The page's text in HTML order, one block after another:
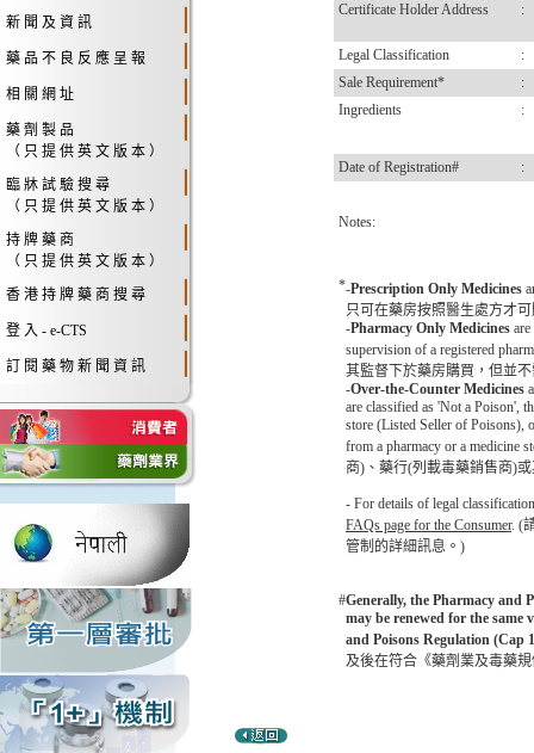
新 聞 及 資 訊
藥 品 不 良 反 應 呈 報
相 關 網 址
藥 劑 製 品
（ 只 提 供 英 文 版 本 ）
臨 牀 試 驗 搜 尋
（ 只 提 供 英 文 版 本 ）
持 牌 藥 商
（ 只 提 供 英 文 版 本 ）
香 港 持 牌 藥 商 搜 尋
登 入 - e-CTS
訂 閱 藥 物 新 聞 資 訊
Certificate Holder Address
:
Legal Classification
:
Sale Requirement*
:
Ingredients
:
Date of Registration# :
Notes:
*-Prescription Only Medicines
只可在藥房按照醫生處方才
-Pharmacy Only Medicines
supervision of a registered
其監督下於藥房購買，但並
-Over-the-Counter Medicines
are classified as 'Not a Poison',
store (Listed Seller of Poisons),
from a pharmacy or a
商)、藥行(列載毒藥銷售商)
- For details of legal
FAQs page for the Consumer. (
管制的詳細訊息。)
#Generally, the Pharmacy and
may be renewed for the
and Poisons Regulation (Cap
及後在符合《藥劑業及毒藥